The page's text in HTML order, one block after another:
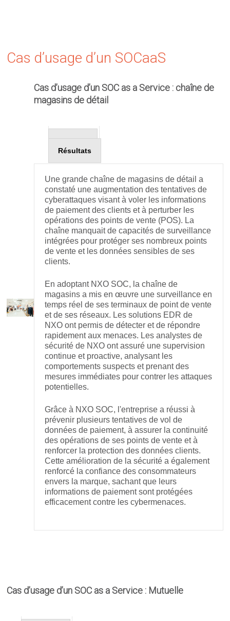
Cas d’usage d’un SOCaaS
Cas d’usage d’un SOC as a Service : chaîne de
magasins de détail
Contexte
Résultats
Une grande chaîne de magasins de détail a
constaté une augmentation des tentatives de
cyberattaques visant à voler les informations
de paiement des clients et à perturber les
opérations des points de vente (POS). La
chaîne manquait de capacités de surveillance
intégrées pour protéger ses nombreux points
de vente et les données sensibles de ses
clients.
En adoptant NXO SOC, la chaîne de
magasins a mis en œuvre une surveillance en
temps réel de ses terminaux de point de vente
et de ses réseaux. Les solutions EDR de
NXO ont permis de détecter et de répondre
rapidement aux menaces. Les analystes de
sécurité de NXO ont assuré une supervision
continue et proactive, analysant les
comportements suspects et prenant des
mesures immédiates pour contrer les attaques
potentielles.
Grâce à NXO SOC, l'entreprise a réussi à
prévenir plusieurs tentatives de vol de
données de paiement, à assurer la continuité
des opérations de ses points de vente et à
renforcer la protection des données clients.
Cette amélioration de la sécurité a également
renforcé la confiance des consommateurs
envers la marque, sachant que leurs
informations de paiement sont protégées
efficacement contre les cybermenaces.
Cas d’usage d’un SOC as a Service : Mutuelle